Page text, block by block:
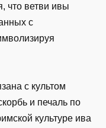
что ветви ивы
с
с культом
и печаль по
культуре ива